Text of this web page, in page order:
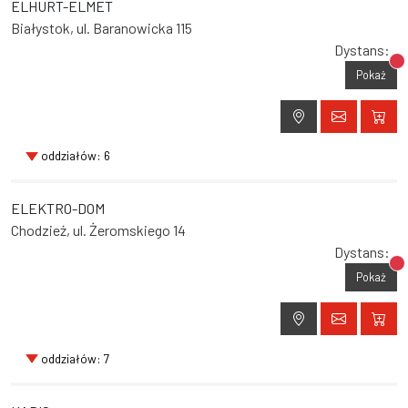
ELHURT-ELMET
Białystok, ul. Baranowicka 115
Dystans:
Pokaż
oddziałów: 6
ELEKTRO-DOM
Chodzież, ul. Żeromskiego 14
Dystans:
Pokaż
oddziałów: 7